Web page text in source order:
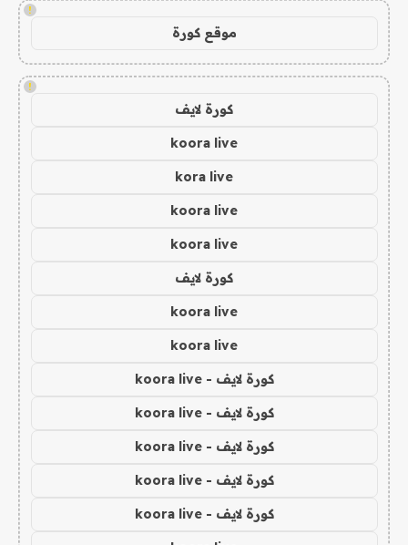
!
موقع كورة
!
كورة لايف
koora live
kora live
koora live
koora live
كورة لايف
koora live
koora live
كورة لايف - koora live
كورة لايف - koora live
كورة لايف - koora live
كورة لايف - koora live
كورة لايف - koora live